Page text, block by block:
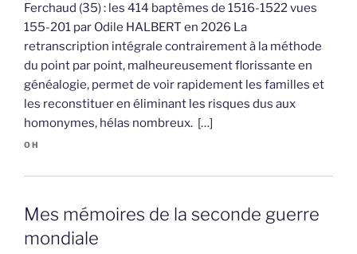
Ferchaud (35) : les 414 baptêmes de 1516-1522 vues
155-201 par Odile HALBERT en 2026 La
retranscription intégrale contrairement à la méthode
du point par point, malheureusement florissante en
généalogie, permet de voir rapidement les familles et
les reconstituer en éliminant les risques dus aux
homonymes, hélas nombreux. […]
OH
Mes mémoires de la seconde guerre
mondiale